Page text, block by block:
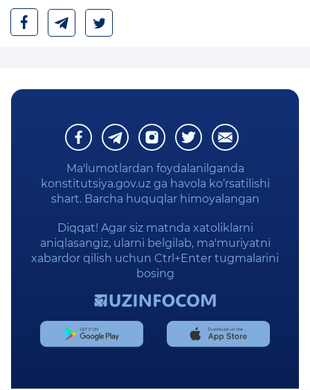
Ma'lumotlardan foydalanilganda
konstitutsiya.gov.uz ga havola ko‘rsatilishi
shart. Barcha huquqlar himoyalangan
Diqqat! Agar siz matnda xatoliklarni
aniqlasangiz, ularni belgilab, ma'muriyatni
xabardor qilish uchun Ctrl+Enter tugmalarini
bosing